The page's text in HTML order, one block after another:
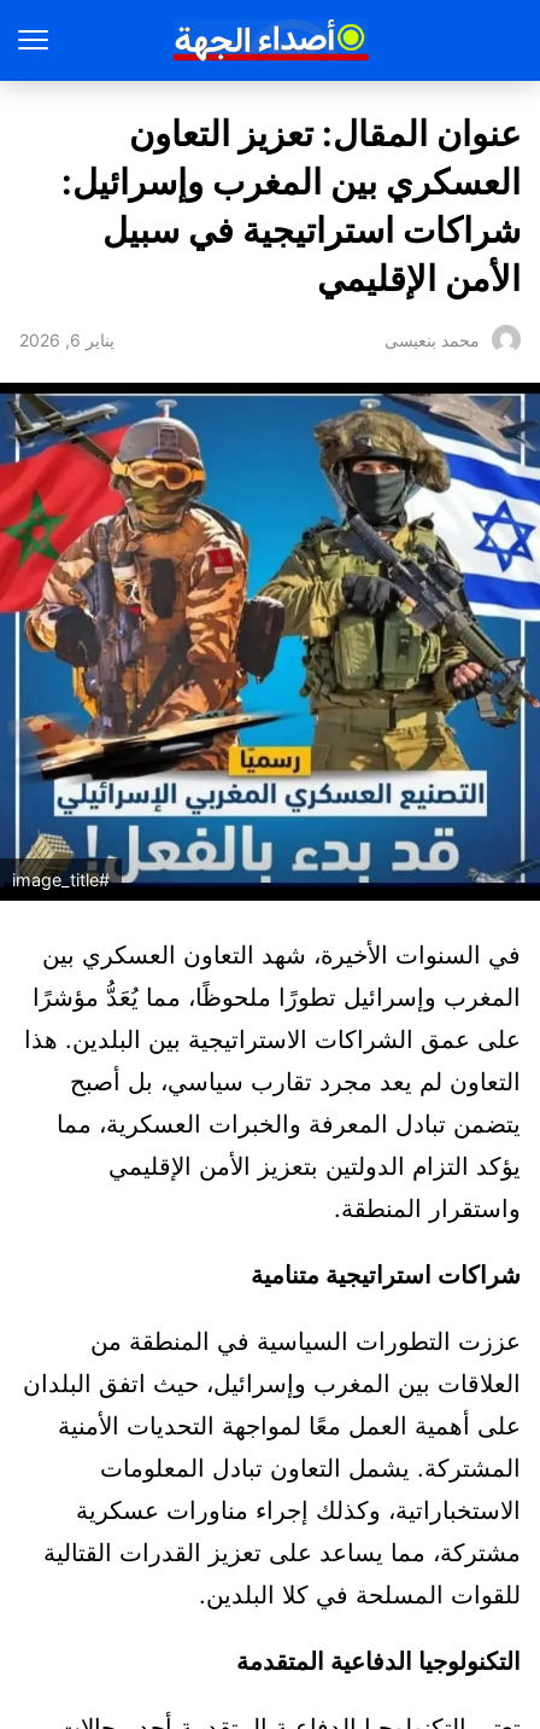
عنوان المقال: تعزيز التعاون
العسكري بين المغرب وإسرائيل:
شراكات استراتيجية في سبيل
الأمن الإقليمي
محمد بنعيسى يناير 6, 2026
#image_title
في السنوات الأخيرة، شهد التعاون العسكري بين
المغرب وإسرائيل تطورًا ملحوظًا، مما يُعَدُّ مؤشرًا
على عمق الشراكات الاستراتيجية بين البلدين. هذا
التعاون لم يعد مجرد تقارب سياسي، بل أصبح
يتضمن تبادل المعرفة والخبرات العسكرية، مما
يؤكد التزام الدولتين بتعزيز الأمن الإقليمي
واستقرار المنطقة.
شراكات استراتيجية متنامية
عززت التطورات السياسية في المنطقة من
العلاقات بين المغرب وإسرائيل، حيث اتفق البلدان
على أهمية العمل معًا لمواجهة التحديات الأمنية
المشتركة. يشمل التعاون تبادل المعلومات
الاستخباراتية، وكذلك إجراء مناورات عسكرية
مشتركة، مما يساعد على تعزيز القدرات القتالية
للقوات المسلحة في كلا البلدين.
التكنولوجيا الدفاعية المتقدمة